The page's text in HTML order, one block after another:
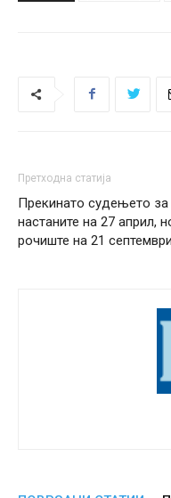
Претходна статија
Прекинато судењето за
настаните на 27 април,
рочиште на 21 септември